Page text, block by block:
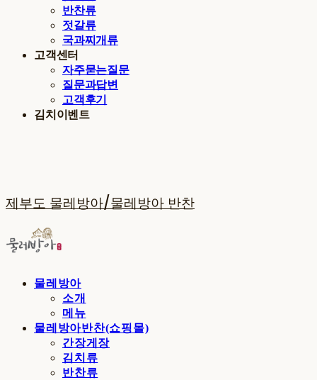
반찬류
젓갈류
국과찌개류
고객센터
자주묻는질문
질문과답변
고객후기
김치이벤트
제부도 물레방아/물레방아 반찬
물레방아
소개
메뉴
물레방아반찬(쇼핑몰)
간장게장
김치류
반찬류